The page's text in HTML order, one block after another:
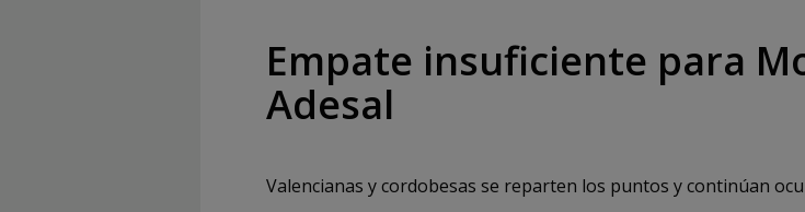
Empate insuficiente para
Adesal
Valencianas y cordobesas se reparten los puntos y continúan